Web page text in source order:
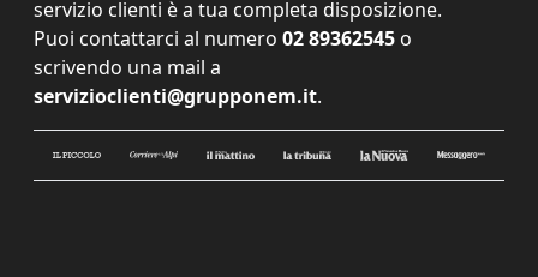
servizio clienti è a tua completa disposizione.
Puoi contattarci al numero 02 89362545 o
scrivendo una mail a
servizioclienti@grupponem.it.